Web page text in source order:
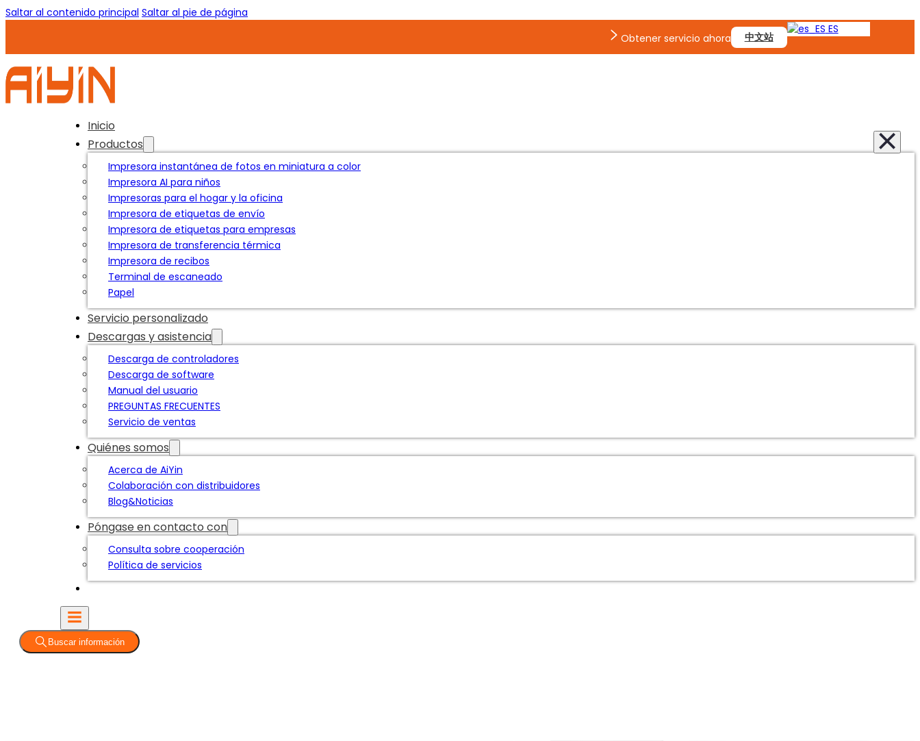
Saltar al contenido principal Saltar al pie de página
Obtener servicio ahora
中文站
ES
Inicio
Productos
Impresora instantánea de fotos en miniatura a color
Impresora AI para niños
Impresoras para el hogar y la oficina
Impresora de etiquetas de envío
Impresora de etiquetas para empresas
Impresora de transferencia térmica
Impresora de recibos
Terminal de escaneado
Papel
Servicio personalizado
Descargas y asistencia
Descarga de controladores
Descarga de software
Manual del usuario
PREGUNTAS FRECUENTES
Servicio de ventas
Quiénes somos
Acerca de AiYin
Colaboración con distribuidores
Blog&Noticias
Póngase en contacto con
Consulta sobre cooperación
Política de servicios
Buscar información